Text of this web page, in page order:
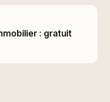
: gratuit